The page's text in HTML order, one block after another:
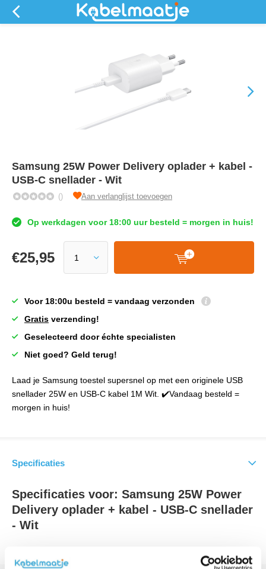
Samsung 25W Power Delivery oplader + kabel -
USB-C snellader - Wit
() Aan verlanglijst toevoegen
Op werkdagen voor 18:00 uur besteld = morgen in huis!
€25,95
Voor 18:00u besteld = vandaag verzonden
Gratis verzending!
Geselecteerd door échte specialisten
Niet goed? Geld terug!
Laad je Samsung toestel supersnel op met een originele USB
snellader 25W en USB-C kabel 1M Wit. ✔️Vandaag besteld =
morgen in huis!
Specificaties
Specificaties voor: Samsung 25W Power
Delivery oplader + kabel - USB-C snellader
- Wit